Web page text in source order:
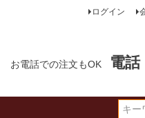
ログイン
お電話での注文もOK 電話